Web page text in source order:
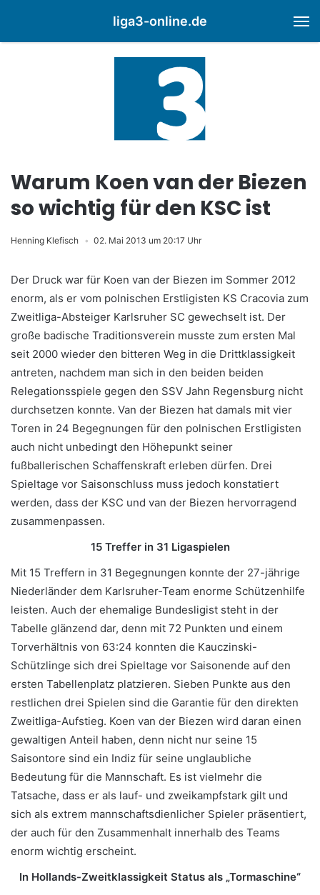
liga3-online.de
Warum Koen van der Biezen
so wichtig für den KSC ist
Henning Klefisch 02. Mai 2013 um 20:17 Uhr
Der Druck war für Koen van der Biezen im Sommer 2012
enorm, als er vom polnischen Erstligisten KS Cracovia zum
Zweitliga-Absteiger Karlsruher SC gewechselt ist. Der
große badische Traditionsverein musste zum ersten Mal
seit 2000 wieder den bitteren Weg in die Drittklassigkeit
antreten, nachdem man sich in den beiden beiden
Relegationsspiele gegen den SSV Jahn Regensburg nicht
durchsetzen konnte. Van der Biezen hat damals mit vier
Toren in 24 Begegnungen für den polnischen Erstligisten
auch nicht unbedingt den Höhepunkt seiner
fußballerischen Schaffenskraft erleben dürfen. Drei
Spieltage vor Saisonschluss muss jedoch konstatiert
werden, dass der KSC und van der Biezen hervorragend
zusammenpassen.
15 Treffer in 31 Ligaspielen
Mit 15 Treffern in 31 Begegnungen konnte der 27-jährige
Niederländer dem Karlsruher-Team enorme Schützenhilfe
leisten. Auch der ehemalige Bundesligist steht in der
Tabelle glänzend dar, denn mit 72 Punkten und einem
Torverhältnis von 63:24 konnten die Kauczinski-
Schützlinge sich drei Spieltage vor Saisonende auf den
ersten Tabellenplatz platzieren. Sieben Punkte aus den
restlichen drei Spielen sind die Garantie für den direkten
Zweitliga-Aufstieg. Koen van der Biezen wird daran einen
gewaltigen Anteil haben, denn nicht nur seine 15
Saisontore sind ein Indiz für seine unglaubliche
Bedeutung für die Mannschaft. Es ist vielmehr die
Tatsache, dass er als lauf- und zweikampfstark gilt und
sich als extrem mannschaftsdienlicher Spieler präsentiert,
der auch für den Zusammenhalt innerhalb des Teams
enorm wichtig erscheint.
In Hollands-Zweitklassigkeit Status als „Tormaschine“